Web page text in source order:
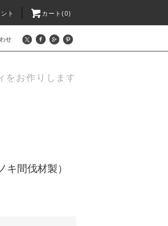
ト カート(0)
せ
をお作りします
キ間伐材製）